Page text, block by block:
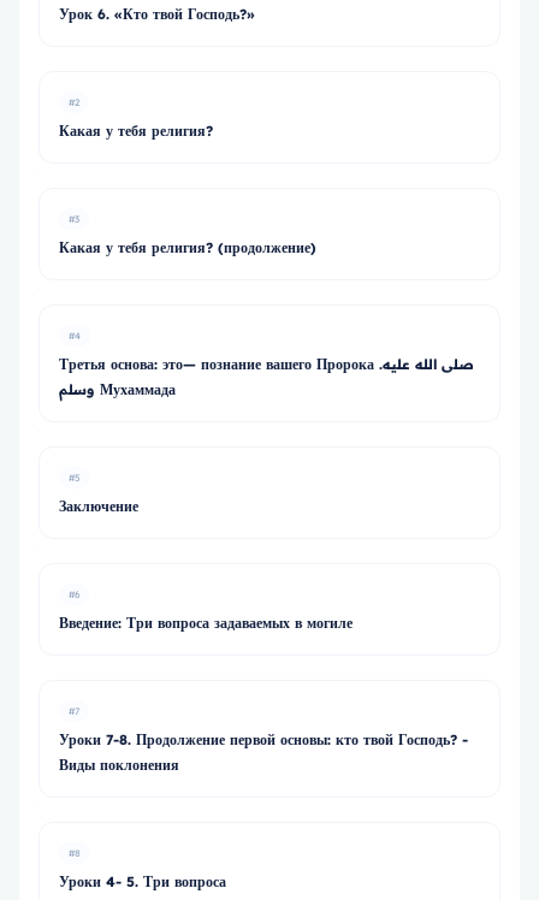
Урок 6. «Кто твой Господь?»
#2
Какая у тебя религия?
#3
Какая у тебя религия? (продолжение)
#4
Третья основа: это— познание вашего Пророка .صلى الله عليه
وسلم Мухаммада
#5
Заключение
#6
Введение: Три вопроса задаваемых в могиле
#7
Уроки 7-8. Продолжение первой основы: кто твой Господь? -
Виды поклонения
#8
Уроки 4- 5. Три вопроса